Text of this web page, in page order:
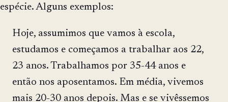
espécie. Alguns exemplos:
Hoje, assumimos que vamos à escola,
estudamos e começamos a trabalhar aos 22,
23 anos. Trabalhamos por 35-44 anos e
então nos aposentamos. Em média, vivemos
mais 20-30 anos depois. Mas e se vivêssemos